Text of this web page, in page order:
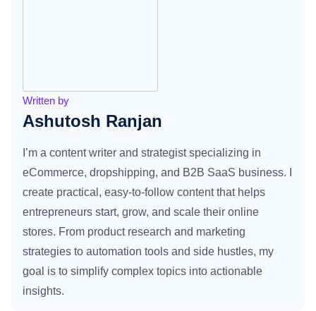
Written by
Ashutosh Ranjan
I’m a content writer and strategist specializing in
eCommerce, dropshipping, and B2B SaaS business. I
create practical, easy-to-follow content that helps
entrepreneurs start, grow, and scale their online
stores. From product research and marketing
strategies to automation tools and side hustles, my
goal is to simplify complex topics into actionable
insights.